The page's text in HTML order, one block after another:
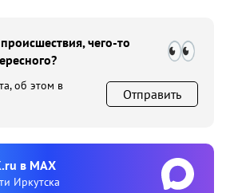
чего-то
об этом в
Отправить
в MAX
Иркутска